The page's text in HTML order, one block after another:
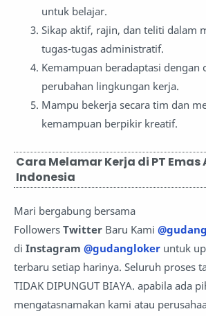
untuk belajar.
Sikap aktif, rajin, dan teliti dalam
tugas-tugas administratif.
Kemampuan beradaptasi dengan
perubahan lingkungan kerja.
Mampu bekerja secara tim dan
kemampuan berpikir kreatif.
Cara Melamar Kerja di PT
Indonesia
Mari bergabung bersama
Followers Twitter Baru Kami
di Instagram @gudangloker untuk
terbaru setiap harinya. Seluruh proses
TIDAK DIPUNGUT BIAYA. apabila ada
mengatasnamakan kami atau